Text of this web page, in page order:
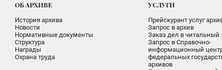
ОБ АРХИВЕ
История архива
Новости
Нормативные документы
Структура
Награды
Охрана труда
УСЛУГИ
Прейскурант услуг
Запрос в архив
Заказ дел в читальный
Запрос в Справочно-
информационный
федеральных
архивов